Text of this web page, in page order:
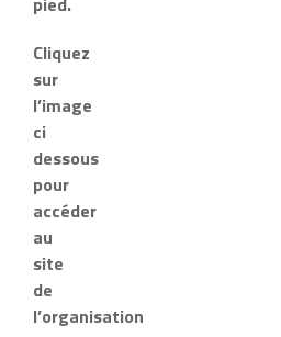
Cliquez
sur
l’image
ci
dessous
pour
accéder
au
site
de
l’organisation